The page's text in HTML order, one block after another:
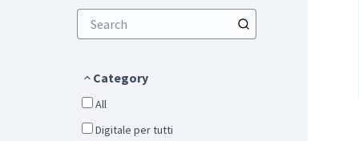
Category
All
Digitale per tutti